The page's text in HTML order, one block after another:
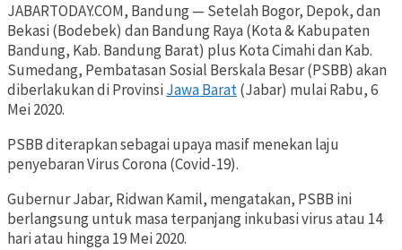
JABARTODAY.COM, Bandung — Setelah Bogor, Depok, dan
Bekasi (Bodebek) dan Bandung Raya (Kota & Kabupaten
Bandung, Kab. Bandung Barat) plus Kota Cimahi dan Kab.
Sumedang, Pembatasan Sosial Berskala Besar (PSBB) akan
diberlakukan di ProvinsiJawa Barat(Jabar) mulai Rabu, 6
Mei 2020.
PSBB diterapkan sebagai upaya masif menekan laju
penyebaran Virus Corona (Covid-19).
Gubernur Jabar, Ridwan Kamil, mengatakan, PSBB ini
berlangsung untuk masa terpanjang inkubasi virus atau 14
hari atau hingga 19 Mei 2020.